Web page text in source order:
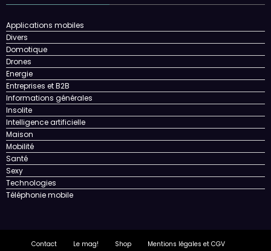
Applications mobiles
Divers
Domotique
Drones
Energie
Entreprises et B2B
Informations générales
Insolite
Intelligence artificielle
Maison
Mobilité
Santé
Sexy
Technologies
Téléphonie mobile
Contact Le mag! Shop Mentions légales et CGV